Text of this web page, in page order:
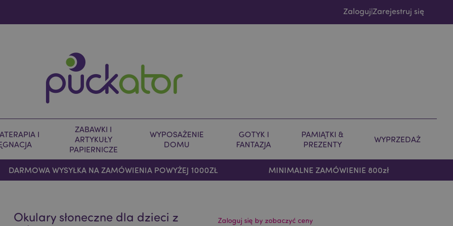
Zaloguj|Zarejestruj się
I
ZABAWKI I
ARTYKUŁY
PAPIERNICZE
WYPOSAŻENIE
DOMU
GOTYK I
FANTAZJA
PAMIĄTKI &
PREZENTY
WYPRZEDAŻ
DARMOWA WYSYŁKA NA ZAMÓWIENIA POWYŻEJ 1000ZŁ MINIMALNE ZAMÓWIENIE 800zł
Okulary słoneczne dla dzieci z
Zaloguj się by zobaczyć ceny